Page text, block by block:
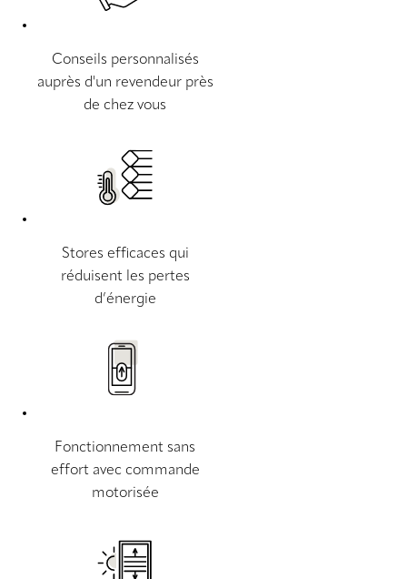
Conseils personnalisés
auprès d'un revendeur près
de chez vous
Stores efficaces qui
réduisent les pertes
d’énergie
Fonctionnement sans
effort avec commande
motorisée